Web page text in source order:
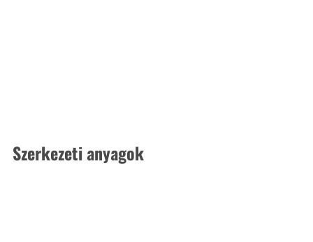
Szerkezeti anyagok